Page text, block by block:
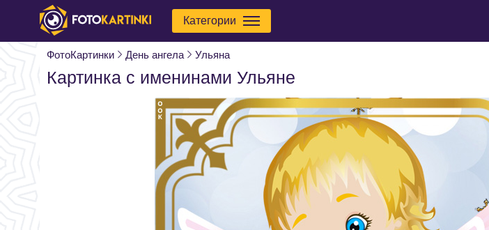
Категории
ФотоКартинки День ангела Ульяна
Картинка с именинами Ульяне